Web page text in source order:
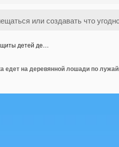
детей де…